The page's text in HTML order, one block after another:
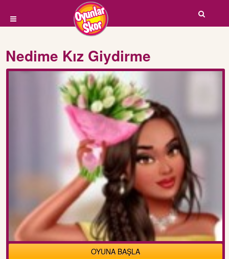
Nedime Kız Giydirme
OYUNA BAŞLA